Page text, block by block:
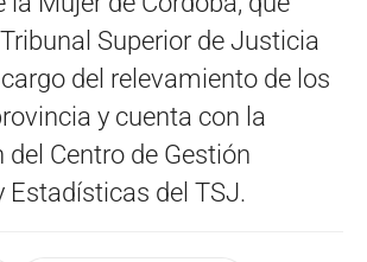
Superior de Justicia
del relevamiento de los
y cuenta con la
Centro de Gestión
Estadísticas del TSJ.